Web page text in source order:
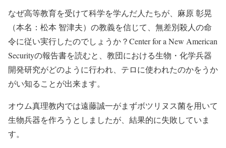
なぜ高等教育を受けて科学を学んだ人たちが、麻原 彰晃
（本名：松本 智津夫）の教義を信じて、無差別殺人の命
令に従い実行したのでしょうか？Center for a New American
Securityの報告書を読むと、教団における生物・化学兵器
開発研究がどのように行われ、テロに使われたのかをうか
がい知ることが出来ます。
オウム真理教内では遠藤誠一がまずボツリヌス菌を用いて
生物兵器を作ろうとしましたが、結果的に失敗していま
す。